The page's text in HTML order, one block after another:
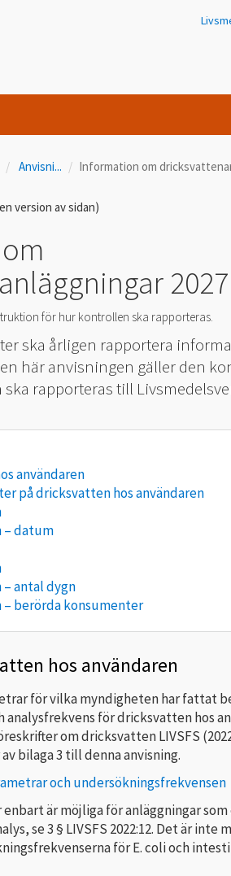
Anvisni... Information om
version av sidan)
2027
för hur kontrollen ska rapporteras.
ska årligen rapportera
här anvisningen gäller den
rapporteras till
användaren
på dricksvatten hos användaren
– datum
antal dygn
berörda konsumenter
hos användaren
för vilka myndigheten har fattat
analysfrekvens för dricksvatten hos
om dricksvatten LIVSFS
bilaga 3 till denna anvisning.
och undersökningsfrekvensen
är möjliga för anläggningar
se 3 § LIVSFS 2022:12. Det är
för E. coli och